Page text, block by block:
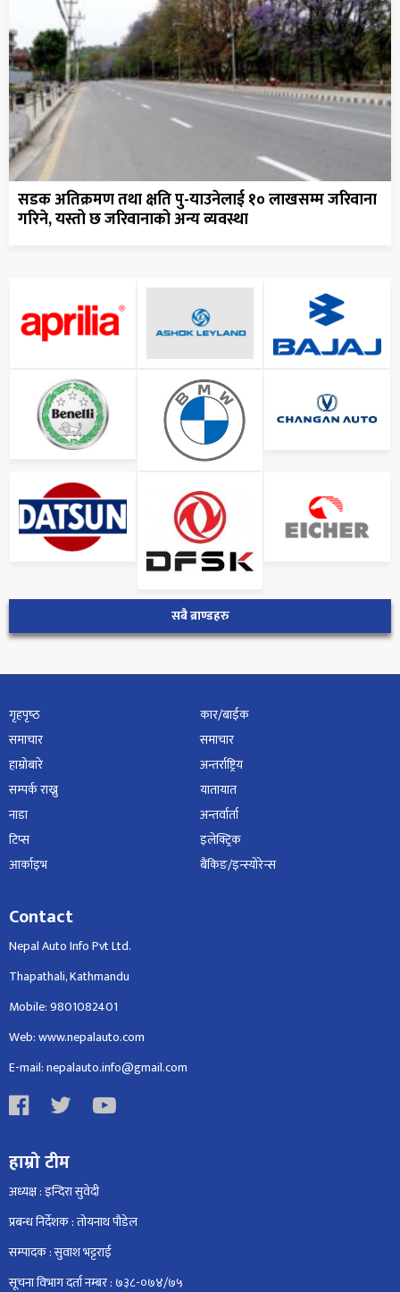
सडक अतिक्रमण तथा क्षति पु-याउनेलाई १० लाखसम्म जरिवाना
गरिने, यस्तो छ जरिवानाको अन्य व्यवस्था
सबै ब्राण्डहरु
गृहपृष्‍ठ
समाचार
हाम्रोबारे
सम्पर्क राख्नु
नाडा
टिप्स
आर्काइभ
कार/बाईक
समाचार
अन्तर्राष्ट्रिय
यातायात
अन्तर्वार्ता
इलेक्ट्रिक
बैंकिङ/इन्स्योरेन्स
Contact
Nepal Auto Info Pvt Ltd.
Thapathali, Kathmandu
Mobile: 9801082401
Web: www.nepalauto.com
E-mail: nepalauto.info@gmail.com
हाम्रो टीम
अध्यक्ष : इन्दिरा सुवेदी
प्रबन्ध निर्देशक : तोयनाथ पौडेल
सम्पादक : सुवाश भट्टराई
सूचना विभाग दर्ता नम्बर : ७३८-०७४/७५